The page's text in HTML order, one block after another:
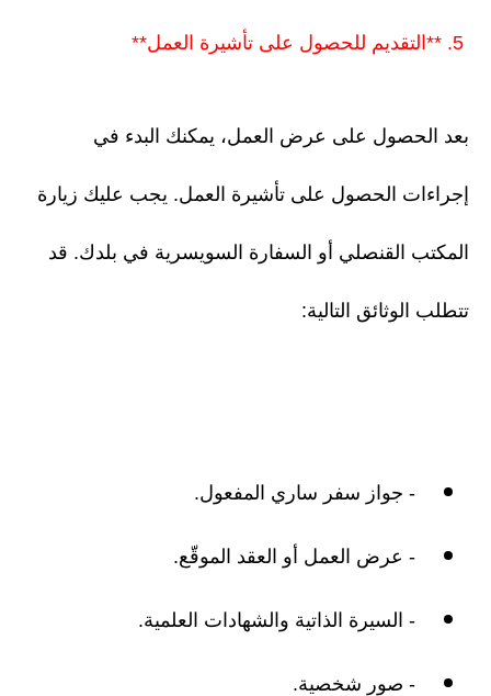
بعد الحصول على عرض العمل، يمكنك البدء في
إجراءات الحصول على تأشيرة العمل. يجب عليك زيارة
المكتب القنصلي أو السفارة السويسرية في بلدك. قد
تتطلب الوثائق التالية:
- جواز سفر ساري المفعول.
- عرض العمل أو العقد الموقّع.
- السيرة الذاتية والشهادات العلمية.
- صور شخصية.